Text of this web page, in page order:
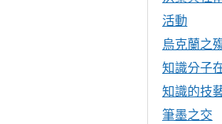
活動
烏克蘭之
知識分子
知識的技
筆墨之交